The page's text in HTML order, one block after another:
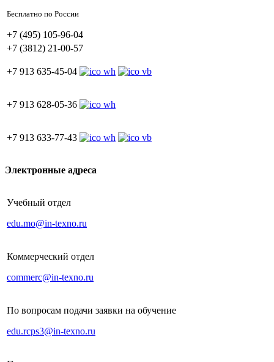
Бесплатно по России
+7 (495) 105-96-04
+7 (3812) 21-00-57
+7 913 635-45-04
+7 913 628-05-36
+7 913 633-77-43
Электронные адреса
Учебный отдел
edu.mo@in-texno.ru
Коммерческий отдел
commerc@in-texno.ru
По вопросам подачи заявки на обучение
edu.rcps3@in-texno.ru